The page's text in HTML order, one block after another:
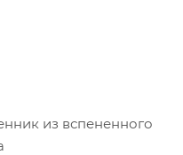
из вспененного